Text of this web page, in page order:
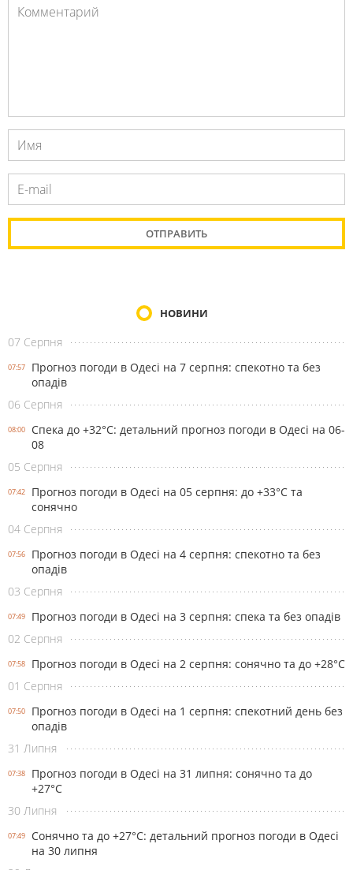
НОВИНИ
07 Серпня
07:57
Прогноз погоди в Одесі на 7 серпня: спекотно та без
опадів
06 Серпня
08:00
Спека до +32°С: детальний прогноз погоди в Одесі на 06-
08
05 Серпня
07:42
Прогноз погоди в Одесі на 05 серпня: до +33°С та
сонячно
04 Серпня
07:56
Прогноз погоди в Одесі на 4 серпня: спекотно та без
опадів
03 Серпня
07:49
Прогноз погоди в Одесі на 3 серпня: спека та без опадів
02 Серпня
07:58
Прогноз погоди в Одесі на 2 серпня: сонячно та до +28°С
01 Серпня
07:50
Прогноз погоди в Одесі на 1 серпня: спекотний день без
опадів
31 Липня
07:38
Прогноз погоди в Одесі на 31 липня: сонячно та до
+27°С
30 Липня
07:49
Сонячно та до +27°С: детальний прогноз погоди в Одесі
на 30 липня